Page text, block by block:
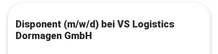
Disponent (m/w/d) bei VS Logistics
Dormagen GmbH